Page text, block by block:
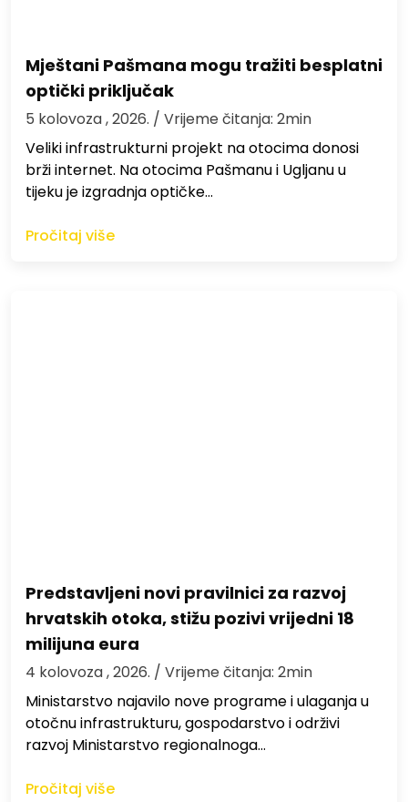
Mještani Pašmana mogu tražiti besplatni
optički priključak
5 kolovoza , 2026. / Vrijeme čitanja: 2min
Veliki infrastrukturni projekt na otocima donosi
brži internet. Na otocima Pašmanu i Ugljanu u
tijeku je izgradnja optičke…
Pročitaj više
Predstavljeni novi pravilnici za razvoj
hrvatskih otoka, stižu pozivi vrijedni 18
milijuna eura
4 kolovoza , 2026. / Vrijeme čitanja: 2min
Ministarstvo najavilo nove programe i ulaganja u
otočnu infrastrukturu, gospodarstvo i održivi
razvoj Ministarstvo regionalnoga…
Pročitaj više